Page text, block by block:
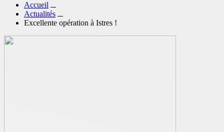
Accueil
Actualités
Excellente opération à Istres !